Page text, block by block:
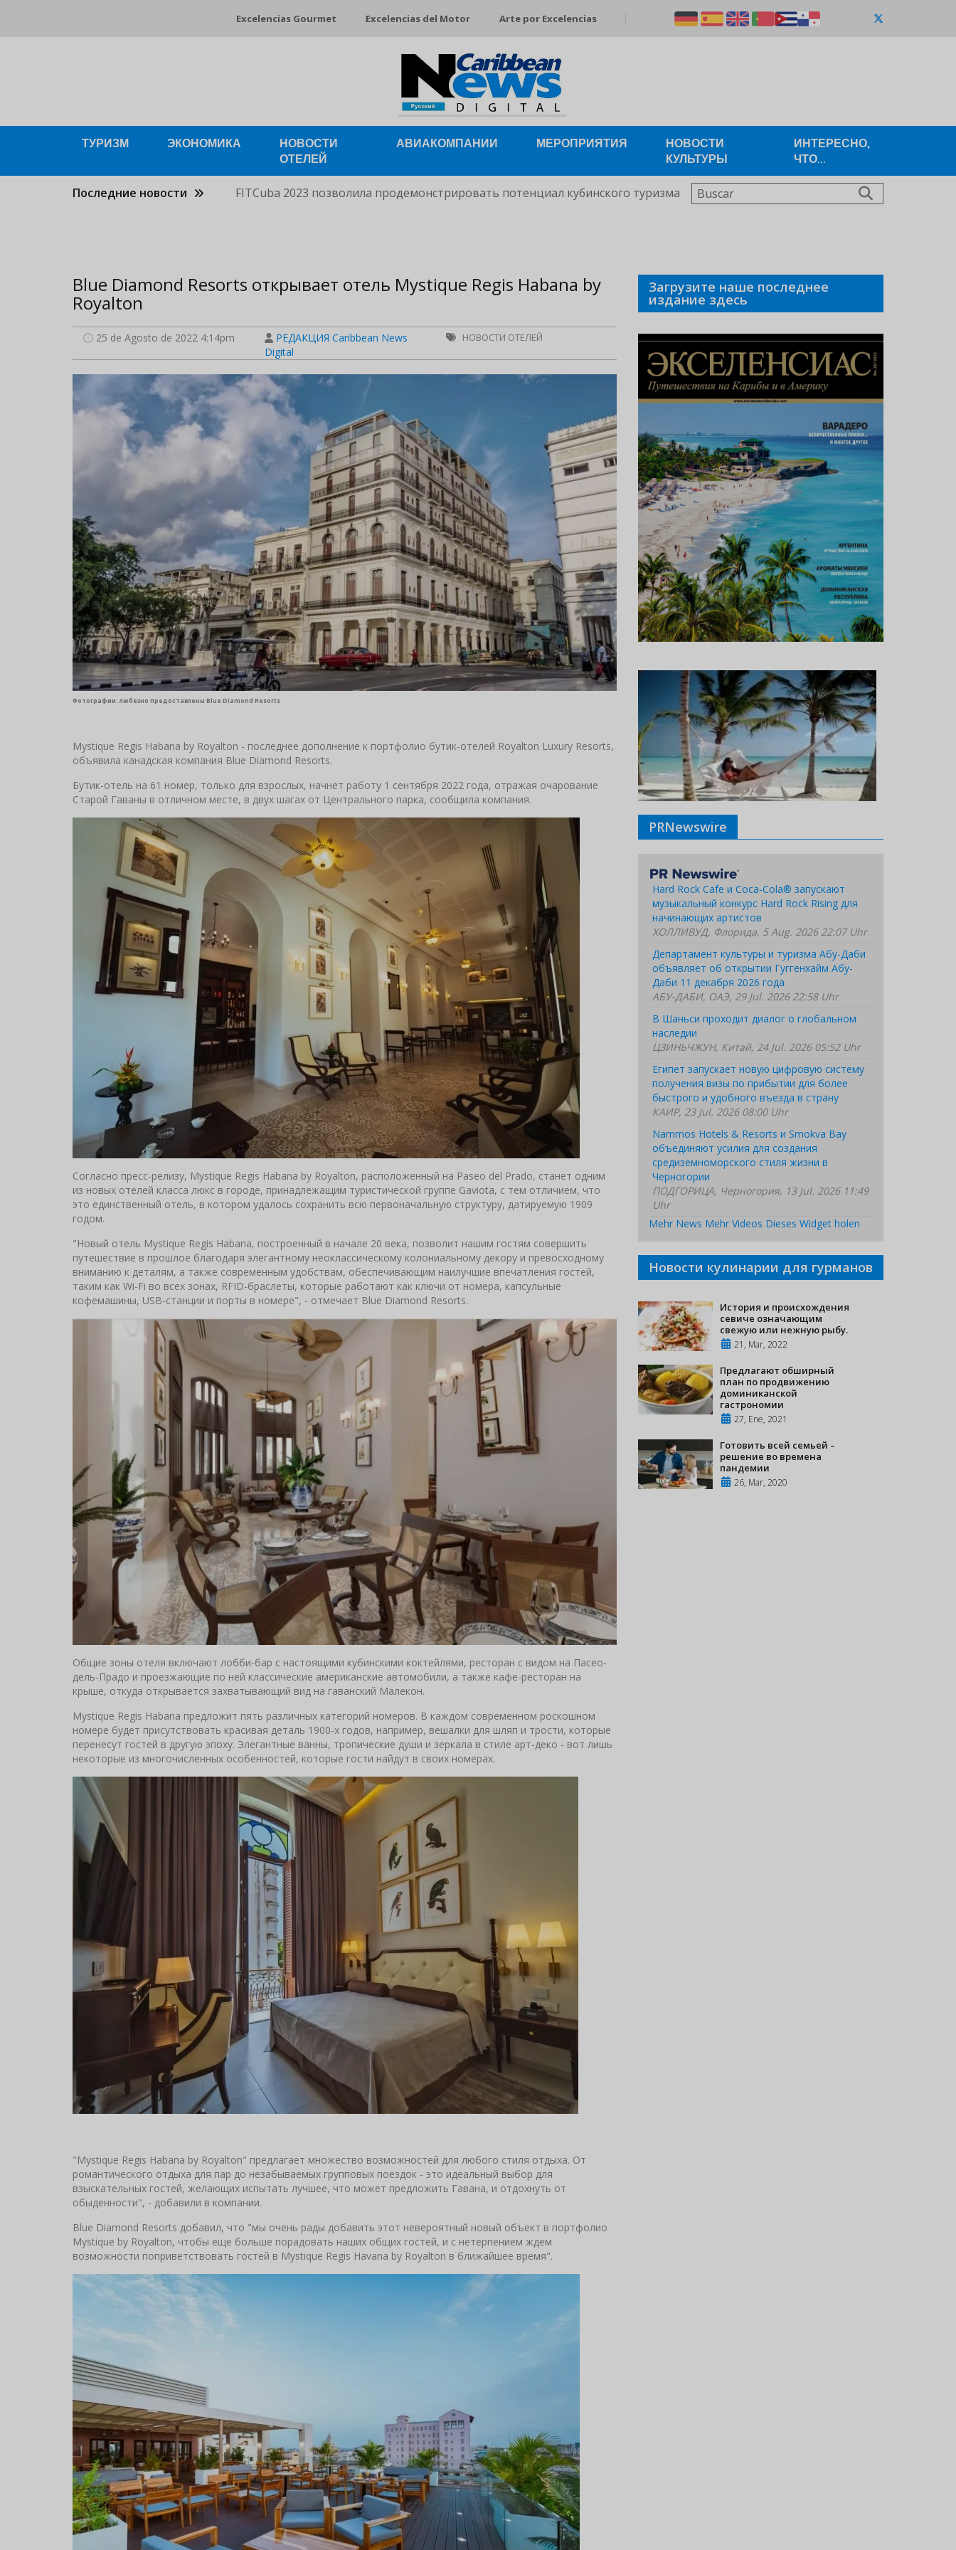
Excelencias Gourmet Excelencias del Motor Arte por Excelencias
ТУРИЗМ ЭКОНОМИКА
НОВОСТИ
ОТЕЛЕЙ
АВИАКОМПАНИИ МЕРОПРИЯТИЯ
НОВОСТИ
КУЛЬТУРЫ
ИНТЕРЕСНО,
ЧТО...
Последние новости FITCuba 2023 позволила продемонстрировать потенциал кубинского туризма Buscar
Blue Diamond Resorts открывает отель Mystique Regis Habana by
Royalton
25 de Agosto de 2022 4:14pm
РЕДАКЦИЯ Caribbean News
Digital
НОВОСТИ ОТЕЛЕЙ
Фотографии: любезно предоставлены Blue Diamond Resorts
Mystique Regis Habana by Royalton - последнее дополнение к портфолио бутик-отелей Royalton Luxury Resorts,
объявила канадская компания Blue Diamond Resorts.
Бутик-отель на 61 номер, только для взрослых, начнет работу 1 сентября 2022 года, отражая очарование
Старой Гаваны в отличном месте, в двух шагах от Центрального парка, сообщила компания.
Согласно пресс-релизу, Mystique Regis Habana by Royalton, расположенный на Paseo del Prado, станет одним
из новых отелей класса люкс в городе, принадлежащим туристической группе Gaviota, с тем отличием, что
это единственный отель, в котором удалось сохранить всю первоначальную структуру, датируемую 1909
годом.
"Новый отель Mystique Regis Habana, построенный в начале 20 века, позволит нашим гостям совершить
путешествие в прошлое благодаря элегантному неоклассическому колониальному декору и превосходному
вниманию к деталям, а также современным удобствам, обеспечивающим наилучшие впечатления гостей,
таким как Wi-Fi во всех зонах, RFID-браслеты, которые работают как ключи от номера, капсульные
кофемашины, USB-станции и порты в номере", - отмечает Blue Diamond Resorts.
Общие зоны отеля включают лобби-бар с настоящими кубинскими коктейлями, ресторан с видом на Пасео-
дель-Прадо и проезжающие по ней классические американские автомобили, а также кафе-ресторан на
крыше, откуда открывается захватывающий вид на гаванский Малекон.
Mystique Regis Habana предложит пять различных категорий номеров. В каждом современном роскошном
номере будет присутствовать красивая деталь 1900-х годов, например, вешалки для шляп и трости, которые
перенесут гостей в другую эпоху. Элегантные ванны, тропические души и зеркала в стиле арт-деко - вот лишь
некоторые из многочисленных особенностей, которые гости найдут в своих номерах.
"Mystique Regis Habana by Royalton" предлагает множество возможностей для любого стиля отдыха. От
романтического отдыха для пар до незабываемых групповых поездок - это идеальный выбор для
взыскательных гостей, желающих испытать лучшее, что может предложить Гавана, и отдохнуть от
обыденности", - добавили в компании.
Blue Diamond Resorts добавил, что "мы очень рады добавить этот невероятный новый объект в портфолио
Mystique by Royalton, чтобы еще больше порадовать наших общих гостей, и с нетерпением ждем
возможности поприветствовать гостей в Mystique Regis Havana by Royalton в ближайшее время".
Загрузите наше последнее
издание здесь
PRNewswire
Hard Rock Cafe и Coca-Cola® запускают
музыкальный конкурс Hard Rock Rising для
начинающих артистов
ХОЛЛИВУД, Флорида, 5 Aug. 2026 22:07 Uhr
Департамент культуры и туризма Абу-Даби
объявляет об открытии Гуггенхайм Абу-
Даби 11 декабря 2026 года
АБУ-ДАБИ, ОАЭ, 29 Jul. 2026 22:58 Uhr
В Шаньси проходит диалог о глобальном
наследии
ЦЗИНЬЧЖУН, Китай, 24 Jul. 2026 05:52 Uhr
Египет запускает новую цифровую систему
получения визы по прибытии для более
быстрого и удобного въезда в страну
КАИР, 23 Jul. 2026 08:00 Uhr
Nammos Hotels & Resorts и Smokva Bay
объединяют усилия для создания
средиземноморского стиля жизни в
Черногории
ПОДГОРИЦА, Черногория, 13 Jul. 2026 11:49
Uhr
Mehr News Mehr Videos Dieses Widget holen
Новости кулинарии для гурманов
История и происхождения
севиче означающим
свежую или нежную рыбу.
21, Mar, 2022
Предлагают обширный
план по продвижению
доминиканской
гастрономии
27, Ene, 2021
Готовить всей семьей –
решение во времена
пандемии
26, Mar, 2020